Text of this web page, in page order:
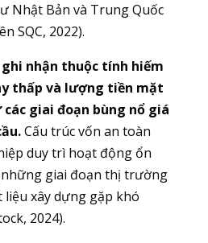
Nhật Bản và Trung Quốc
SQC, 2022).
ghi nhận thuộc tính hiếm
thấp và lượng tiền mặt
giai đoạn bùng nổ giá
Cấu trúc vốn an toàn
duy trì hoạt động ổn
giai đoạn thị trường
liệu xây dựng gặp khó
2024).